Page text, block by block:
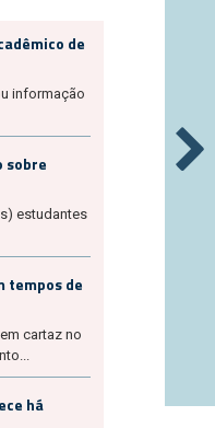
de
informação
sobre
estudantes
tempos de
cartaz no
há